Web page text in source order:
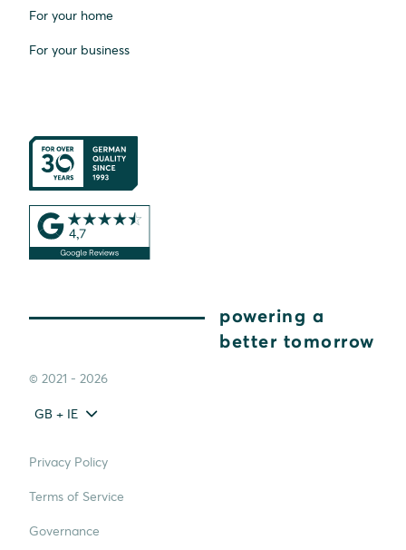
For your home
For your business
powering a
better tomorrow
© 2021 - 2026
GB + IE
Privacy Policy
Terms of Service
Governance